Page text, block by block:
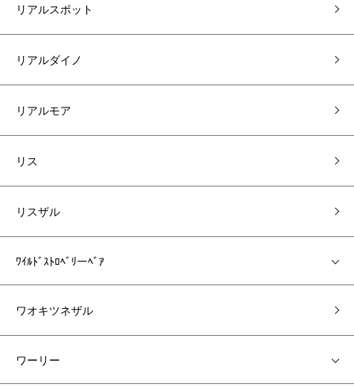
リアルスポット
リアルダイノ
リアルモア
リス
リスザル
ﾜｲﾙﾄﾞｽﾄﾛﾍﾞﾘーﾍﾞｱ
ワオキツネザル
ワーリー